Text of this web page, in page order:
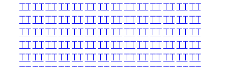
TTTTTTTTTTTTTTTTTTTTTTTTTTTT
TTTTTTTTTTTTTTTTTTTTTTTTTTTT
TTTTTTTTTTTTTTTTTTTTTTTTTTTT
TTTTTTTTTTTTTTTTTTTTTTTTTTTT
TTTTTTTTTTTTTTTTTTTTTTTTTTTT